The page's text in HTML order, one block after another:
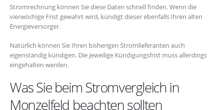
Stromrechnung können Sie diese Daten schnell finden. Wenn die
vierwöchige Frist gewahrt wird, kündigt dieser ebenfalls Ihren alten
Energieversorger.
Natürlich können Sie Ihren bisherigen Stromlieferanten auch
eigenständig kündigen. Die jeweilige Kündigungsfrist muss allerdings
eingehalten werden.
Was Sie beim Stromvergleich in
Monzelfeld beachten sollten